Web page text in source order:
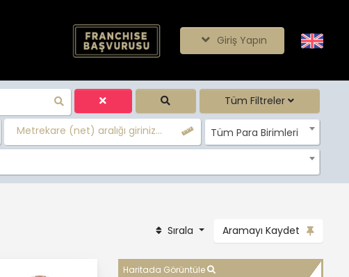
Giriş Yapın
Tüm Filtreler
Metrekare (net) aralığı giriniz... Tüm Para Birimleri
Sırala Aramayı Kaydet
Haritada Görüntüle